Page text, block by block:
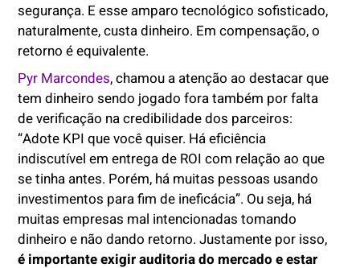
segurança. E esse amparo tecnológico sofisticado,
naturalmente, custa dinheiro. Em compensação, o
retorno é equivalente.
Pyr Marcondes, chamou a atenção ao destacar que
tem dinheiro sendo jogado fora também por falta
de verificação na credibilidade dos parceiros:
“Adote KPI que você quiser. Há eficiência
indiscutível em entrega de ROI com relação ao que
se tinha antes. Porém, há muitas pessoas usando
investimentos para fim de ineficácia”. Ou seja, há
muitas empresas mal intencionadas tomando
dinheiro e não dando retorno. Justamente por isso,
é importante exigir auditoria do mercado e estar